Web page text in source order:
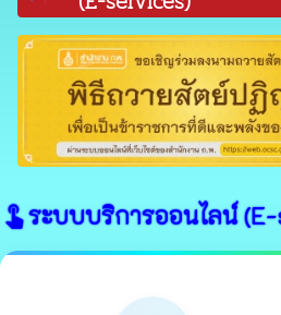
touch_appระบบบริการออนไลน์